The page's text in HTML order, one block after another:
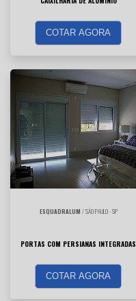
COTAR AGORA
ESQUADRALUM / SÃO PAULO - SP
PORTAS COM PERSIANAS INTEGRADAS
COTAR AGORA